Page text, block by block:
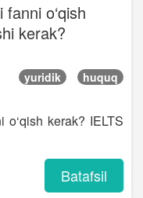
o‘qish
kerak?
yuridik huquq
kerak? IELTS
Batafsil